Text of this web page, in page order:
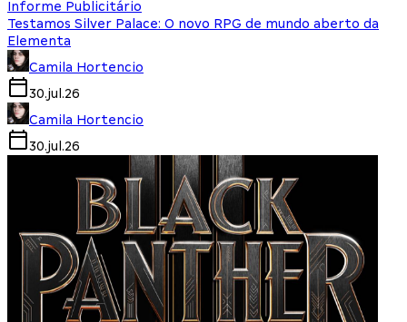
Informe Publicitário
Testamos Silver Palace: O novo RPG de mundo aberto da
Elementa
Camila Hortencio
30.jul.26
Camila Hortencio
30.jul.26